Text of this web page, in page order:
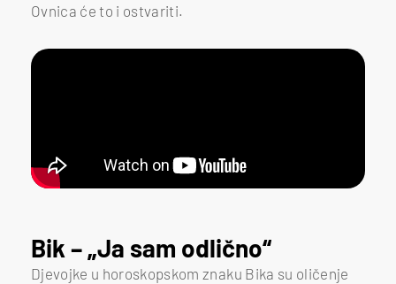
Ovnica će to i ostvariti.
Bik – „Ja sam odlično“
Djevojke u horoskopskom znaku Bika su oličenje